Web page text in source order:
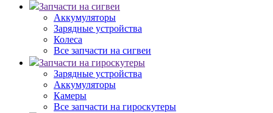
Запчасти на сигвеи
Аккумуляторы
Зарядные устройства
Колеса
Все запчасти на сигвеи
Запчасти на гироскутеры
Зарядные устройства
Аккумуляторы
Камеры
Все запчасти на гироскутеры